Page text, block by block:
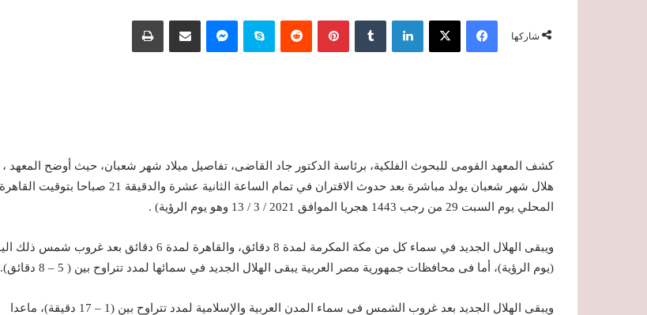
شاركها
فيسبوك ‫X لينكدإن بينتيريست سكايب
كشف المعهد القومى للبحوث الفلكية، برئاسة الدكتور جاد القاضى، تفاصيل ميلاد شهر شعبان، حيث أوضح المعهد ،
هلال شهر شعبان يولد مباشرة بعد حدوث الاقتران في تمام الساعة الثانية عشرة والدقيقة 21 صباحا بتوقيت القاهرة
المحلي يوم السبت 29 من رجب 1443 هجريا الموافق 2021 / 3 / 13 وهو يوم الرؤية) .
ويبقى الهلال الجديد في سماء كل من مكة المكرمة لمدة 8 دقائق، والقاهرة لمدة 6 دقائق بعد غروب شمس
(يوم الرؤية)، أما فى محافظات جمهورية مصر العربية يبقى الهلال الجديد في سمائها لمدد تتراوح بين ( 5 – 8 دقائق).
ويبقى الهلال الجديد بعد غروب الشمس فى سماء المدن العربية والإسلامية لمدد تتراوح بين (1 – 17 دقيقة)، ماعدا